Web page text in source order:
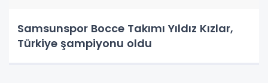
Samsunspor Bocce Takımı Yıldız Kızlar,
Türkiye şampiyonu oldu